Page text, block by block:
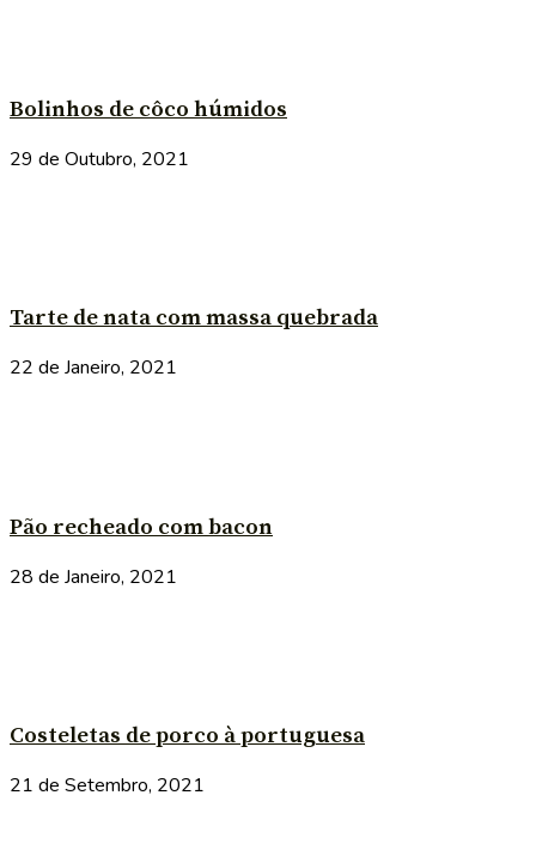
Bolinhos de côco húmidos
29 de Outubro, 2021
Tarte de nata com massa quebrada
22 de Janeiro, 2021
Pão recheado com bacon
28 de Janeiro, 2021
Costeletas de porco à portuguesa
21 de Setembro, 2021